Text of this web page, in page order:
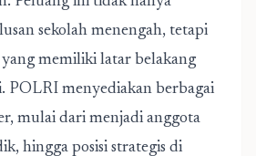
sekolah menengah, tetapi
memiliki latar belakang
POLRI menyediakan berbagai
mulai dari menjadi anggota
hingga posisi strategis di